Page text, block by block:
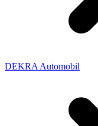
DEKRA Automobil